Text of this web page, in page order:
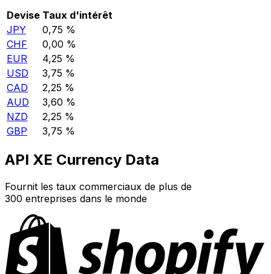
Devise Taux d'intérêt
JPY
0,75 %
CHF
0,00 %
EUR
4,25 %
USD
3,75 %
CAD
2,25 %
AUD
3,60 %
NZD
2,25 %
GBP
3,75 %
API XE Currency Data
Fournit les taux commerciaux de plus de
300 entreprises dans le monde